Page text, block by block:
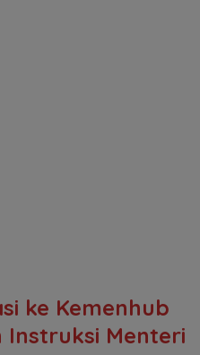
ke Kemenhub
Instruksi Menteri